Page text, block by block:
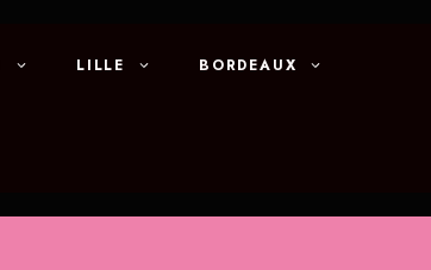
LILLE BORDEAUX